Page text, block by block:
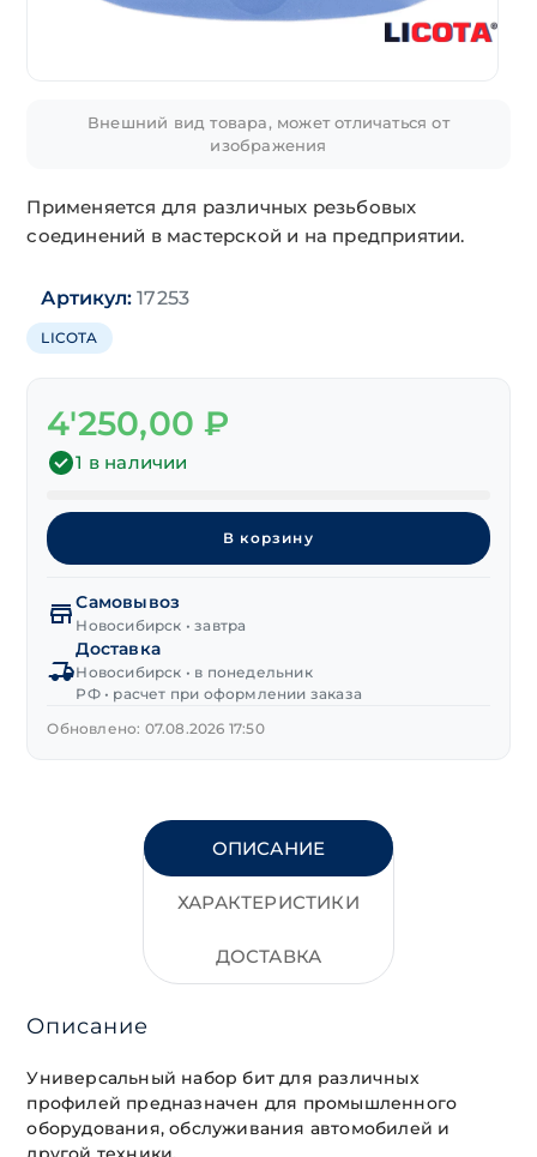
Внешний вид товара, может отличаться от
изображения
Применяется для различных резьбовых
соединений в мастерской и на предприятии.
Артикул: 17253
LICOTA
4'250,00₽
1 в наличии
Набор
"LICOTA"
1/4"
32
предм.
держателем
В корзину
Самовывоз
Новосибирск • завтра
Доставка
Новосибирск • в понедельник
РФ • расчет при оформлении заказа
Обновлено: 07.08.2026 17:50
ОПИСАНИЕ
ХАРАКТЕРИСТИКИ
ДОСТАВКА
Описание
Универсальный набор бит для различных
профилей предназначен для промышленного
оборудования, обслуживания автомобилей и